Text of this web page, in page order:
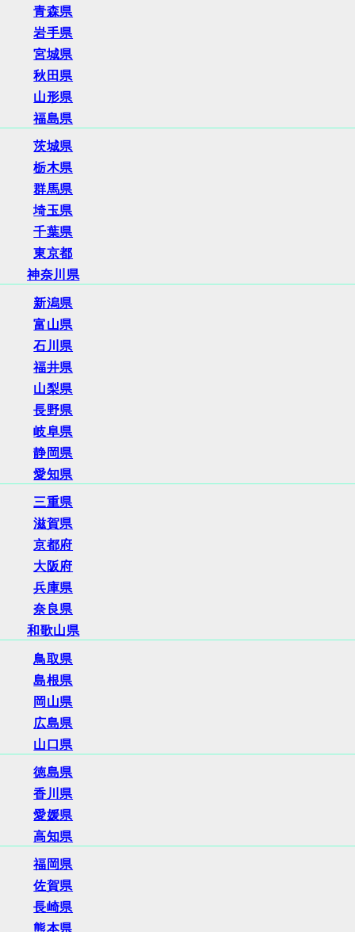
青森県
岩手県
宮城県
秋田県
山形県
福島県
茨城県
栃木県
群馬県
埼玉県
千葉県
東京都
神奈川県
新潟県
富山県
石川県
福井県
山梨県
長野県
岐阜県
静岡県
愛知県
三重県
滋賀県
京都府
大阪府
兵庫県
奈良県
和歌山県
鳥取県
島根県
岡山県
広島県
山口県
徳島県
香川県
愛媛県
高知県
福岡県
佐賀県
長崎県
熊本県